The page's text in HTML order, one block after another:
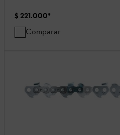
$ 221.000*
Comparar